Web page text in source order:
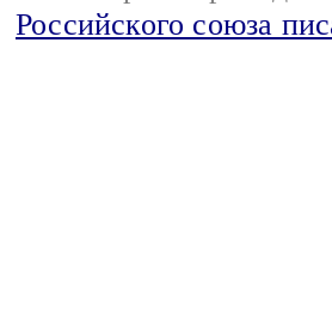
Российского союза